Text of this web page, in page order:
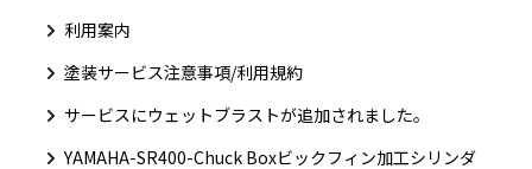
利用案内
塗装サービス注意事項/利用規約
サービスにウェットブラストが追加されました。
YAMAHA-SR400-Chuck Boxビックフィン加工シリンダ